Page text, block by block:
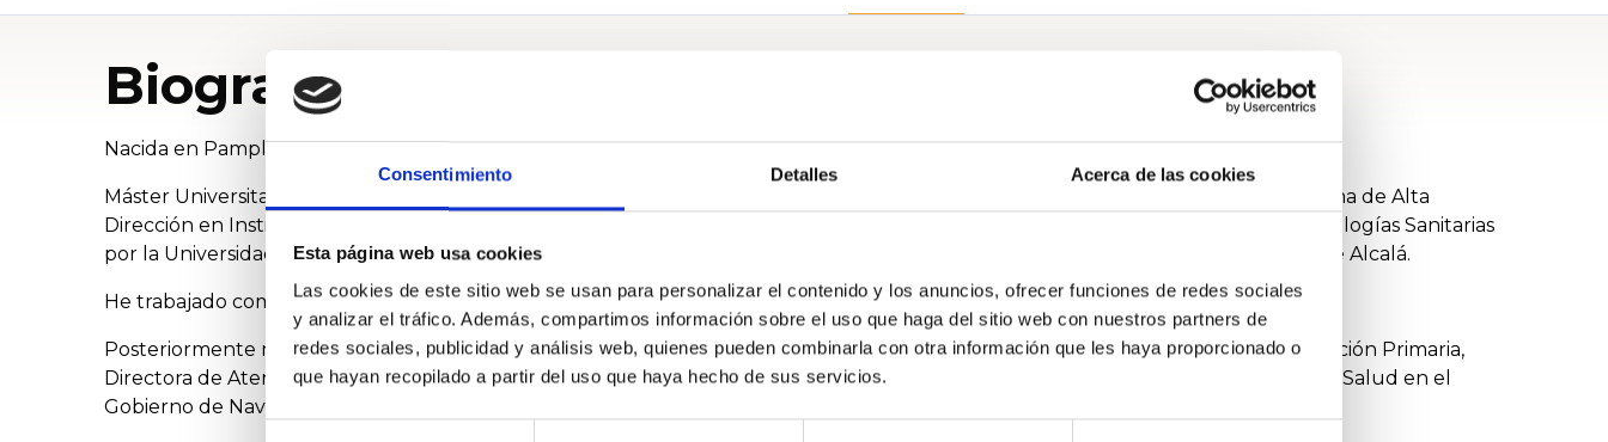
Consentimiento Detalles Acerca de las cookies
Esta página web usa cookies
Las cookies de este sitio web se usan para personalizar el contenido y los anuncios, ofrecer funciones de redes sociales
y analizar el tráfico. Además, compartimos información sobre el uso que haga del sitio web con nuestros partners de
redes sociales, publicidad y análisis web, quienes pueden combinarla con otra información que les haya proporcionado o
que hayan recopilado a partir del uso que haya hecho de sus servicios.
Biografia
Nacida en Pamplona, soy licenciada en Medicina por la Universidad de Navarra y especialista en Medicina Familiar y Comunitaria.
Máster Universitario en Gestión y Planificación Sanitaria para Directivos de la Salud por la Universidad Europea de Madrid, Programa de Alta
Dirección en Instituciones Sanitarias por IESE Business School Universidad de Navarra, Diploma Postgrado en Evaluación de Tecnologías Sanitarias
por la Universidad Pompeu Fabra y Experto en Investigación en Servicios de Salud y Enfermedades Crónicas por la Universidad de Alcalá.
He trabajado como médico asistencial en el servicio de urgencias del Hospital de Navarra y en Atención Primaria.
Posteriormente me he dedicado a gestión sanitaria, ocupando diferentes cargos de responsabilidad. He sido subdirectora de Atención Primaria,
Directora de Atención Primaria y Directora Gerente del Servicio Navarro de Salud-Osasunbidea. También fui Directora General de Salud en el
Gobierno de Navarra. He sido responsable de la Estrategia de Crónicos en Navarra.